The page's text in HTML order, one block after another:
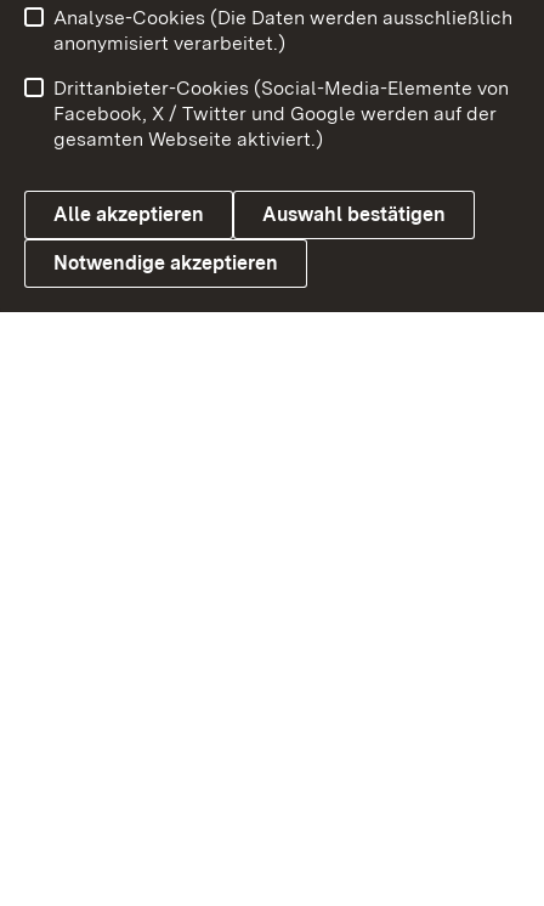
Link zum Landesportal
Benutzungshinweise
Barrierefreiheit
Datenschutz
Cookies
Analyse-Cookies (Die Daten werden ausschließlich
anonymisiert verarbeitet.)
Drittanbieter-Cookies (Social-Media-Elemente von
Facebook, X / Twitter und Google werden auf der
gesamten Webseite aktiviert.)
Alle akzeptieren Auswahl bestätigen
Notwendige akzeptieren